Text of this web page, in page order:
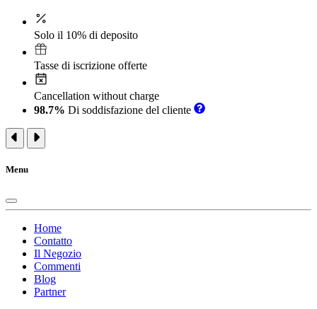
Solo il 10% di deposito
Tasse di iscrizione offerte
Cancellation without charge
98.7% Di soddisfazione del cliente
Menu
Home
Contatto
Il Negozio
Commenti
Blog
Partner